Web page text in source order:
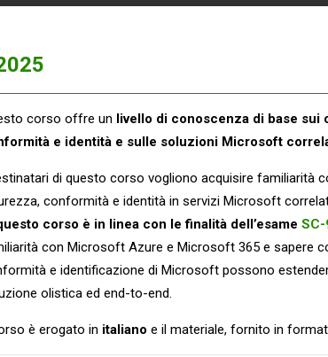
corso offre un livello di conoscenza di base
e identità e sulle soluzioni Microsoft
di questo corso vogliono acquisire familiarità
conformità e identità in servizi Microsoft
corso è in linea con le finalità dell’esame
con Microsoft Azure e Microsoft 365 e sapere
e identificazione di Microsoft possono
olistica ed end-to-end.
è erogato in italiano e il materiale, fornito in